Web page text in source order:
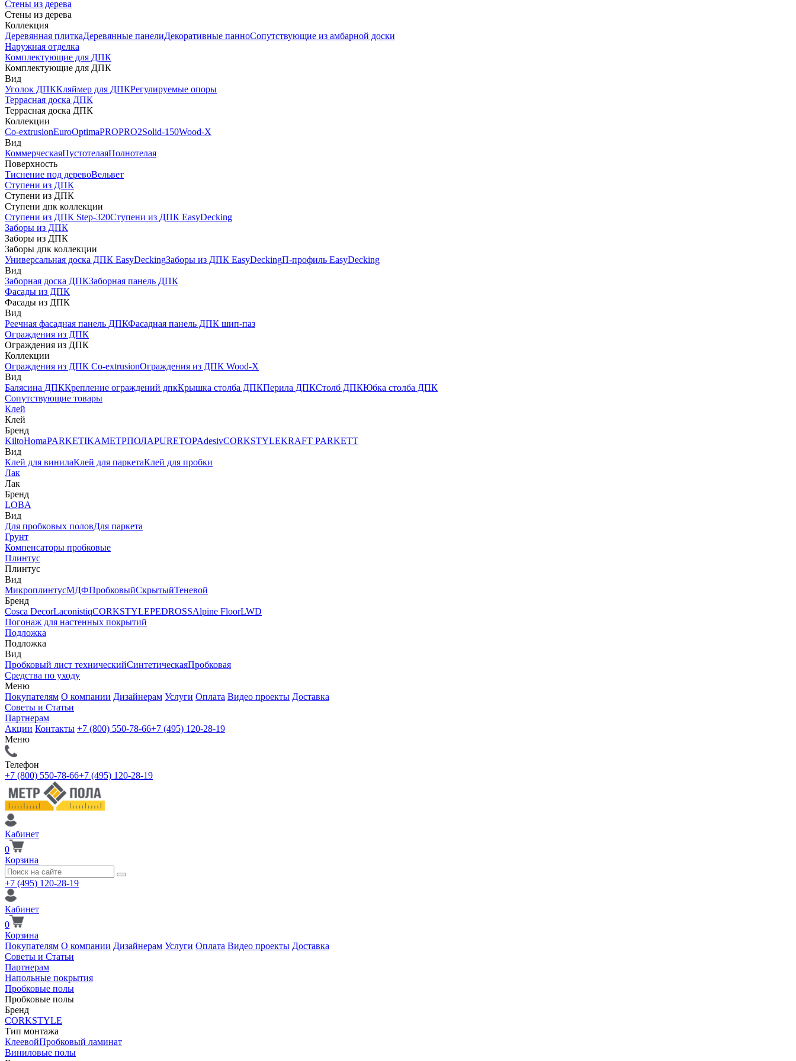
Стены из дерева
Стены из дерева
Коллекция
Деревянная плиткаДеревянные панелиДекоративные панноСопутствующие из амбарной доски
Наружная отделка
Комплектующие для ДПК
Комплектующие для ДПК
Вид
Уголок ДПККляймер для ДПКРегулируемые опоры
Террасная доска ДПК
Террасная доска ДПК
Коллекции
Co-extrusionEuroOptimaPROPRO2Solid-150Wood-X
Вид
КоммерческаяПустотелаяПолнотелая
Поверхность
Тиснение под деревоВельвет
Ступени из ДПК
Ступени из ДПК
Ступени дпк коллекции
Ступени из ДПК Step-320Ступени из ДПК EasyDecking
Заборы из ДПК
Заборы из ДПК
Заборы дпк коллекции
Универсальная доска ДПК EasyDeckingЗаборы из ДПК EasyDeckingП-профиль EasyDecking
Вид
Заборная доска ДПКЗаборная панель ДПК
Фасады из ДПК
Фасады из ДПК
Вид
Реечная фасадная панель ДПКФасадная панель ДПК шип-паз
Ограждения из ДПК
Ограждения из ДПК
Коллекции
Ограждения из ДПК Co-extrusionОграждения из ДПК Wood-X
Вид
Балясина ДПККрепление ограждений дпкКрышка столба ДПКПерила ДПКСтолб ДПКЮбка столба ДПК
Сопутствующие товары
Клей
Клей
Бренд
KiltoHomaPARKETIKAМЕТРПОЛАPURETOPAdesivCORKSTYLEKRAFT PARKETT
Вид
Клей для винилаКлей для паркетаКлей для пробки
Лак
Лак
Бренд
LOBA
Вид
Для пробковых половДля паркета
Грунт
Компенсаторы пробковые
Плинтус
Плинтус
Вид
МикроплинтусМДФПробковыйСкрытыйТеневой
Бренд
Cosca DecorLaconistiqCORKSTYLEPEDROSSAlpine FloorLWD
Погонаж для настенных покрытий
Подложка
Подложка
Вид
Пробковый лист техническийСинтетическаяПробковая
Средства по уходу
Меню
Покупателям О компании Дизайнерам Услуги Оплата Видео проекты Доставка
Советы и Статьи
Партнерам
Акции Контакты +7 (800) 550-78-66+7 (495) 120-28-19
Меню
Телефон
+7 (800) 550-78-66+7 (495) 120-28-19
Кабинет
0
Корзина
+7 (495) 120-28-19
Кабинет
0
Корзина
Покупателям О компании Дизайнерам Услуги Оплата Видео проекты Доставка
Советы и Статьи
Партнерам
Напольные покрытия
Пробковые полы
Пробковые полы
Бренд
CORKSTYLE
Тип монтажа
КлеевойПробковый ламинат
Виниловые полы